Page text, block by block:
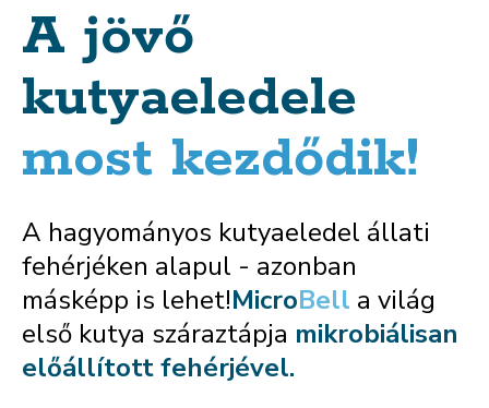
A jövő
kutyaeledele
most kezdődik!
A hagyományos kutyaeledel állati
fehérjéken alapul - azonban
másképp is lehet!MicroBell a világ
első kutya száraztápja mikrobiálisan
előállított fehérjével.